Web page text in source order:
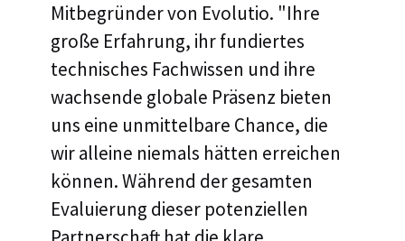
Mitbegründer von Evolutio. "Ihre
große Erfahrung, ihr fundiertes
technisches Fachwissen und ihre
wachsende globale Präsenz bieten
uns eine unmittelbare Chance, die
wir alleine niemals hätten erreichen
können. Während der gesamten
Evaluierung dieser potenziellen